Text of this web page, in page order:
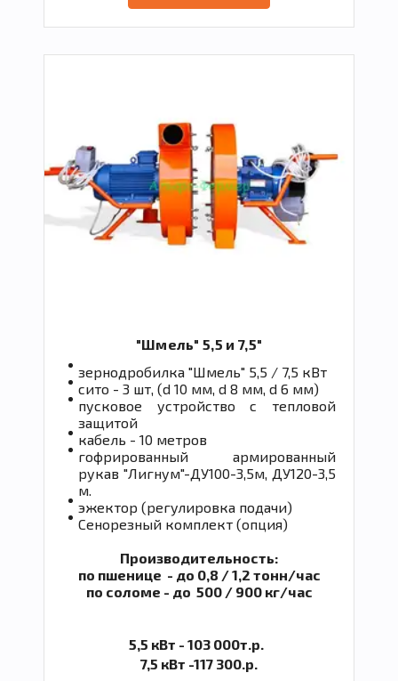
"Шмель" 5,5 и 7,5"
зернодробилка "Шмель" 5,5 / 7,5 кВт
сито - 3 шт, (d 10 мм, d 8 мм, d 6 мм)
пусковое устройство с тепловой
защитой
кабель - 10 метров
гофрированный армированный
рукав "Лигнум"-ДУ100-3,5м, ДУ120-3,5
м.
эжектор (регулировка подачи)
Сенорезный комплект (опция)
Производительность:
по пшенице - до 0,8 / 1,2 тонн/час
по соломе - до 500 / 900 кг/час
5,5 кВт - 103 000т.р.
7,5 кВт -117 300.р.